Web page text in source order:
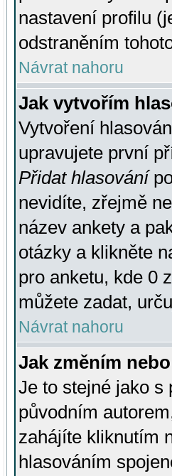
nastavení profilu
odstraněním
Návrat nahoru
Jak vytvořím
Vytvoření
upravujete první
Přidat hlasování
nevidíte, zřejmě
název ankety a
otázky a klikněte
pro anketu, kde 0
můžete zadat,
Návrat nahoru
Jak změním
Je to stejné jako s
původním
zahájíte kliknutím
hlasováním